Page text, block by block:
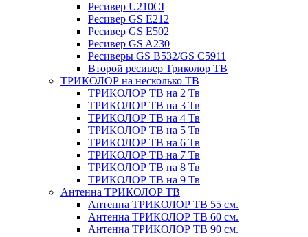
Ресивер U210CI
Ресивер GS E212
Ресивер GS E502
Ресивер GS A230
Ресиверы GS B532/GS C5911
Второй ресивер Триколор ТВ
ТРИКОЛОР на несколько ТВ
ТРИКОЛОР ТВ на 2 Тв
ТРИКОЛОР ТВ на 3 Тв
ТРИКОЛОР ТВ на 4 Тв
ТРИКОЛОР ТВ на 5 Тв
ТРИКОЛОР ТВ на 6 Тв
ТРИКОЛОР ТВ на 7 Тв
ТРИКОЛОР ТВ на 8 Тв
ТРИКОЛОР ТВ на 9 Тв
Антенна ТРИКОЛОР ТВ
Антенна ТРИКОЛОР ТВ 55 см.
Антенна ТРИКОЛОР ТВ 60 см.
Антенна ТРИКОЛОР ТВ 90 см.